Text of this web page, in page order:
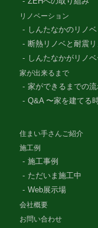
リノベーション
しんたなかのリノベ
断熱リノベと耐震
しんたなかがリノ
家が出来るまで
家ができるまでの
Q&A 〜家を建てる
住まい手さんご紹介
施工例
施工事例
ただいま施工中
Web展示場
会社概要
お問い合わせ